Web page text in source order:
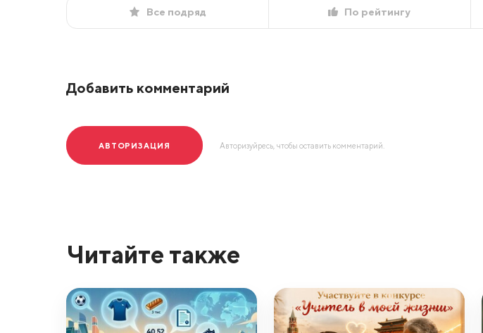
Все подряд По рейтингу
Добавить комментарий
АВТОРИЗАЦИЯ Авторизуйресь, чтобы оставить комментарий.
Читайте также